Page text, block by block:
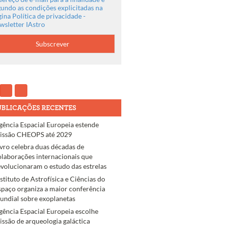
as condições explicitadas na
Política de privacidade -
IAstro
RECENTES
Espacial Europeia estende
CHEOPS até 2029
celebra duas décadas de
internacionais que
o estudo das estrelas
de Astrofísica e Ciências do
organiza a maior conferência
sobre exoplanetas
Espacial Europeia escolhe
de arqueologia galáctica